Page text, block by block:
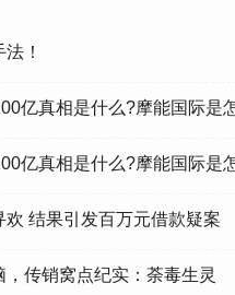
！
亿真相是什么?摩能国际是
亿真相是什么?摩能国际是
欢 结果引发百万元借款疑案
，传销窝点纪实：荼毒生灵